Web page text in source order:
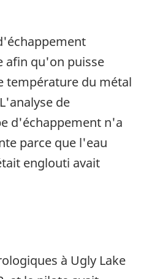
afin qu'on puisse
température du métal
de
d'échappement n'a
parce que l'eau
englouti avait
à Ugly Lake